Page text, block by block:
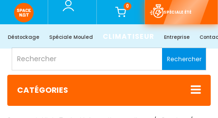
0
SPÉCIALE ÉTÉ
Déstockage Spéciale Mouled CLIMATISEUR Entreprise
Rechercher
CATÉGORIES